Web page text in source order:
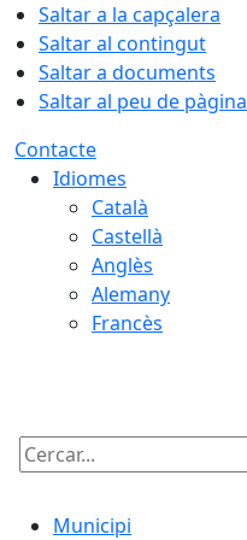
Saltar a la capçalera
Saltar al contingut
Saltar a documents
Saltar al peu de pàgina
Contacte
Idiomes
Català
Castellà
Anglès
Alemany
Francès
Cercar:
Municipi